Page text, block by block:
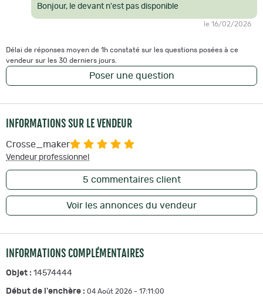
Bonjour, le devant n'est pas disponible
le 16/02/2026
Délai de réponses moyen de 1h constaté sur les questions posées à ce
vendeur sur les 30 derniers jours.
Poser une question
INFORMATIONS SUR LE VENDEUR
Crosse_maker
Vendeur professionnel
5 commentaires client
Voir les annonces du vendeur
INFORMATIONS COMPLÉMENTAIRES
Objet : 14574444
Début de l'enchère : 04 Août 2026 - 17:11:00